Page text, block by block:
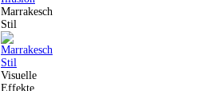
Marrakesch
Stil
Visuelle
Effekte